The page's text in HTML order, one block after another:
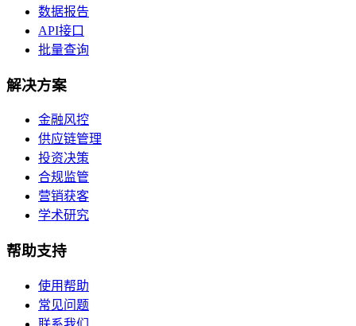
数据报告
API接口
批量查询
解决方案
金融风控
供应链管理
投资决策
合规监管
营销获客
学术研究
帮助支持
使用帮助
常见问题